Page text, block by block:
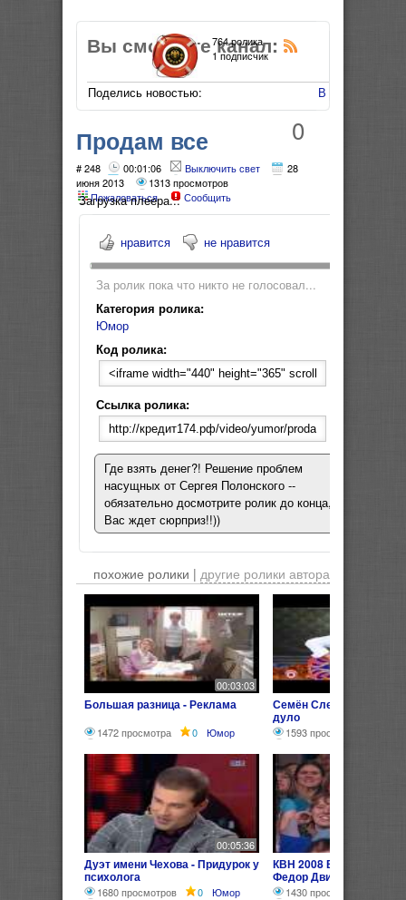
Вы смотрите канал:
Поделись новостью: В Мой Мир
764 ролика
1 подписчик
0
Продам все
UPGRADE-
неожиданная
концовка!
# 248 00:01:06 Выключить свет
28
июня 2013
1313 просмотров
Пожаловаться
Сообщить
Загрузка плеера...
нравится не нравится
За ролик пока что никто не голосовал...
Категория ролика:
Юмор
Код ролика:
Ссылка ролика:
Где взять денег?! Решение проблем
насущных от Сергея Полонского --
обязательно досмотрите ролик до конца,
Вас ждет сюрприз!!))
похожие ролики | другие ролики автора
00:03:03
Большая разница - Реклама
1472 просмотра 0 Юмор
Семён Слепаков:
дуло
1593 просмотра
00:05:36
Дуэт имени Чехова - Придурок у
психолога
1680 просмотров 0 Юмор
КВН 2008 ВЛ4 ВФ3 2 5
Федор Двинятин
1430 просмотров